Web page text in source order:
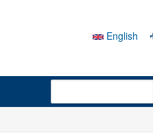
English
Search form